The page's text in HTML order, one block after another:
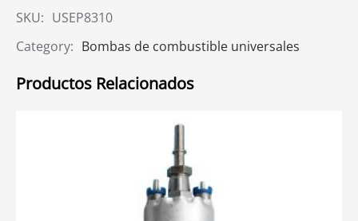
SKU: USEP8310
Category: Bombas de combustible universales
Productos Relacionados